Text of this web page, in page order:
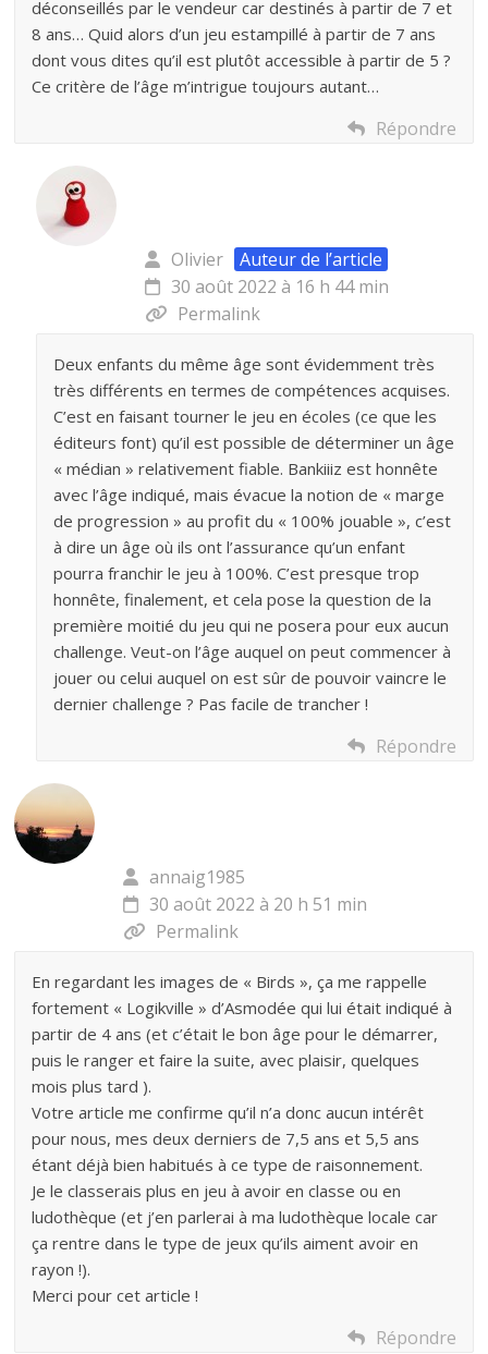
déconseillés par le vendeur car destinés à partir de 7 et
8 ans… Quid alors d’un jeu estampillé à partir de 7 ans
dont vous dites qu’il est plutôt accessible à partir de 5 ?
Ce critère de l’âge m’intrigue toujours autant…
Répondre
Olivier
Auteur de l’article
30 août 2022 à 16 h 44 min
Permalink
Deux enfants du même âge sont évidemment très
très différents en termes de compétences acquises.
C’est en faisant tourner le jeu en écoles (ce que les
éditeurs font) qu’il est possible de déterminer un âge
« médian » relativement fiable. Bankiiiz est honnête
avec l’âge indiqué, mais évacue la notion de « marge
de progression » au profit du « 100% jouable », c’est
à dire un âge où ils ont l’assurance qu’un enfant
pourra franchir le jeu à 100%. C’est presque trop
honnête, finalement, et cela pose la question de la
première moitié du jeu qui ne posera pour eux aucun
challenge. Veut-on l’âge auquel on peut commencer à
jouer ou celui auquel on est sûr de pouvoir vaincre le
dernier challenge ? Pas facile de trancher !
Répondre
annaig1985
30 août 2022 à 20 h 51 min
Permalink
En regardant les images de « Birds », ça me rappelle
fortement « Logikville » d’Asmodée qui lui était indiqué à
partir de 4 ans (et c’était le bon âge pour le démarrer,
puis le ranger et faire la suite, avec plaisir, quelques
mois plus tard ).
Votre article me confirme qu’il n’a donc aucun intérêt
pour nous, mes deux derniers de 7,5 ans et 5,5 ans
étant déjà bien habitués à ce type de raisonnement.
Je le classerais plus en jeu à avoir en classe ou en
ludothèque (et j’en parlerai à ma ludothèque locale car
ça rentre dans le type de jeux qu’ils aiment avoir en
rayon !).
Merci pour cet article !
Répondre